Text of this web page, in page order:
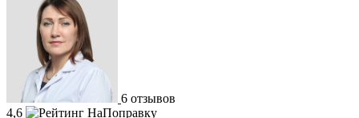
6 отзывов
4,6